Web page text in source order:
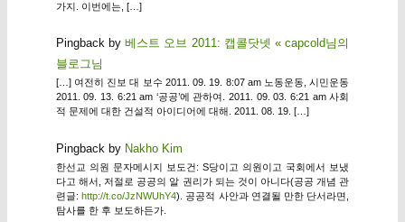
가지. 이번에는, […]
Pingback by베스트 오브 2011: 캡콜닷넷 « capcold님의
블로그님
[…] 여전히 진보 대 보수 2011. 09. 19. 8:07 am 노동운동, 시민운동
2011. 09. 13. 6:21 am ‘공공’에 관하여. 2011. 09. 03. 6:21 am 사회
적 문제에 대한 건설적 아이디어에 대해. 2011. 08. 19. […]
Pingback by Nakho Kim
한선교 의원 문자메시지 보도건: S당이고 의원이고 국회에서 보냈
다고 해서, 저절로 공공의 알 권리가 되는 것이 아니다(공공 개념 관
련글:http://t.co/JzNWUhY4). 공공적 사안과 연결될 만한 단서라면,
탐사를 한 후 보도하든가.